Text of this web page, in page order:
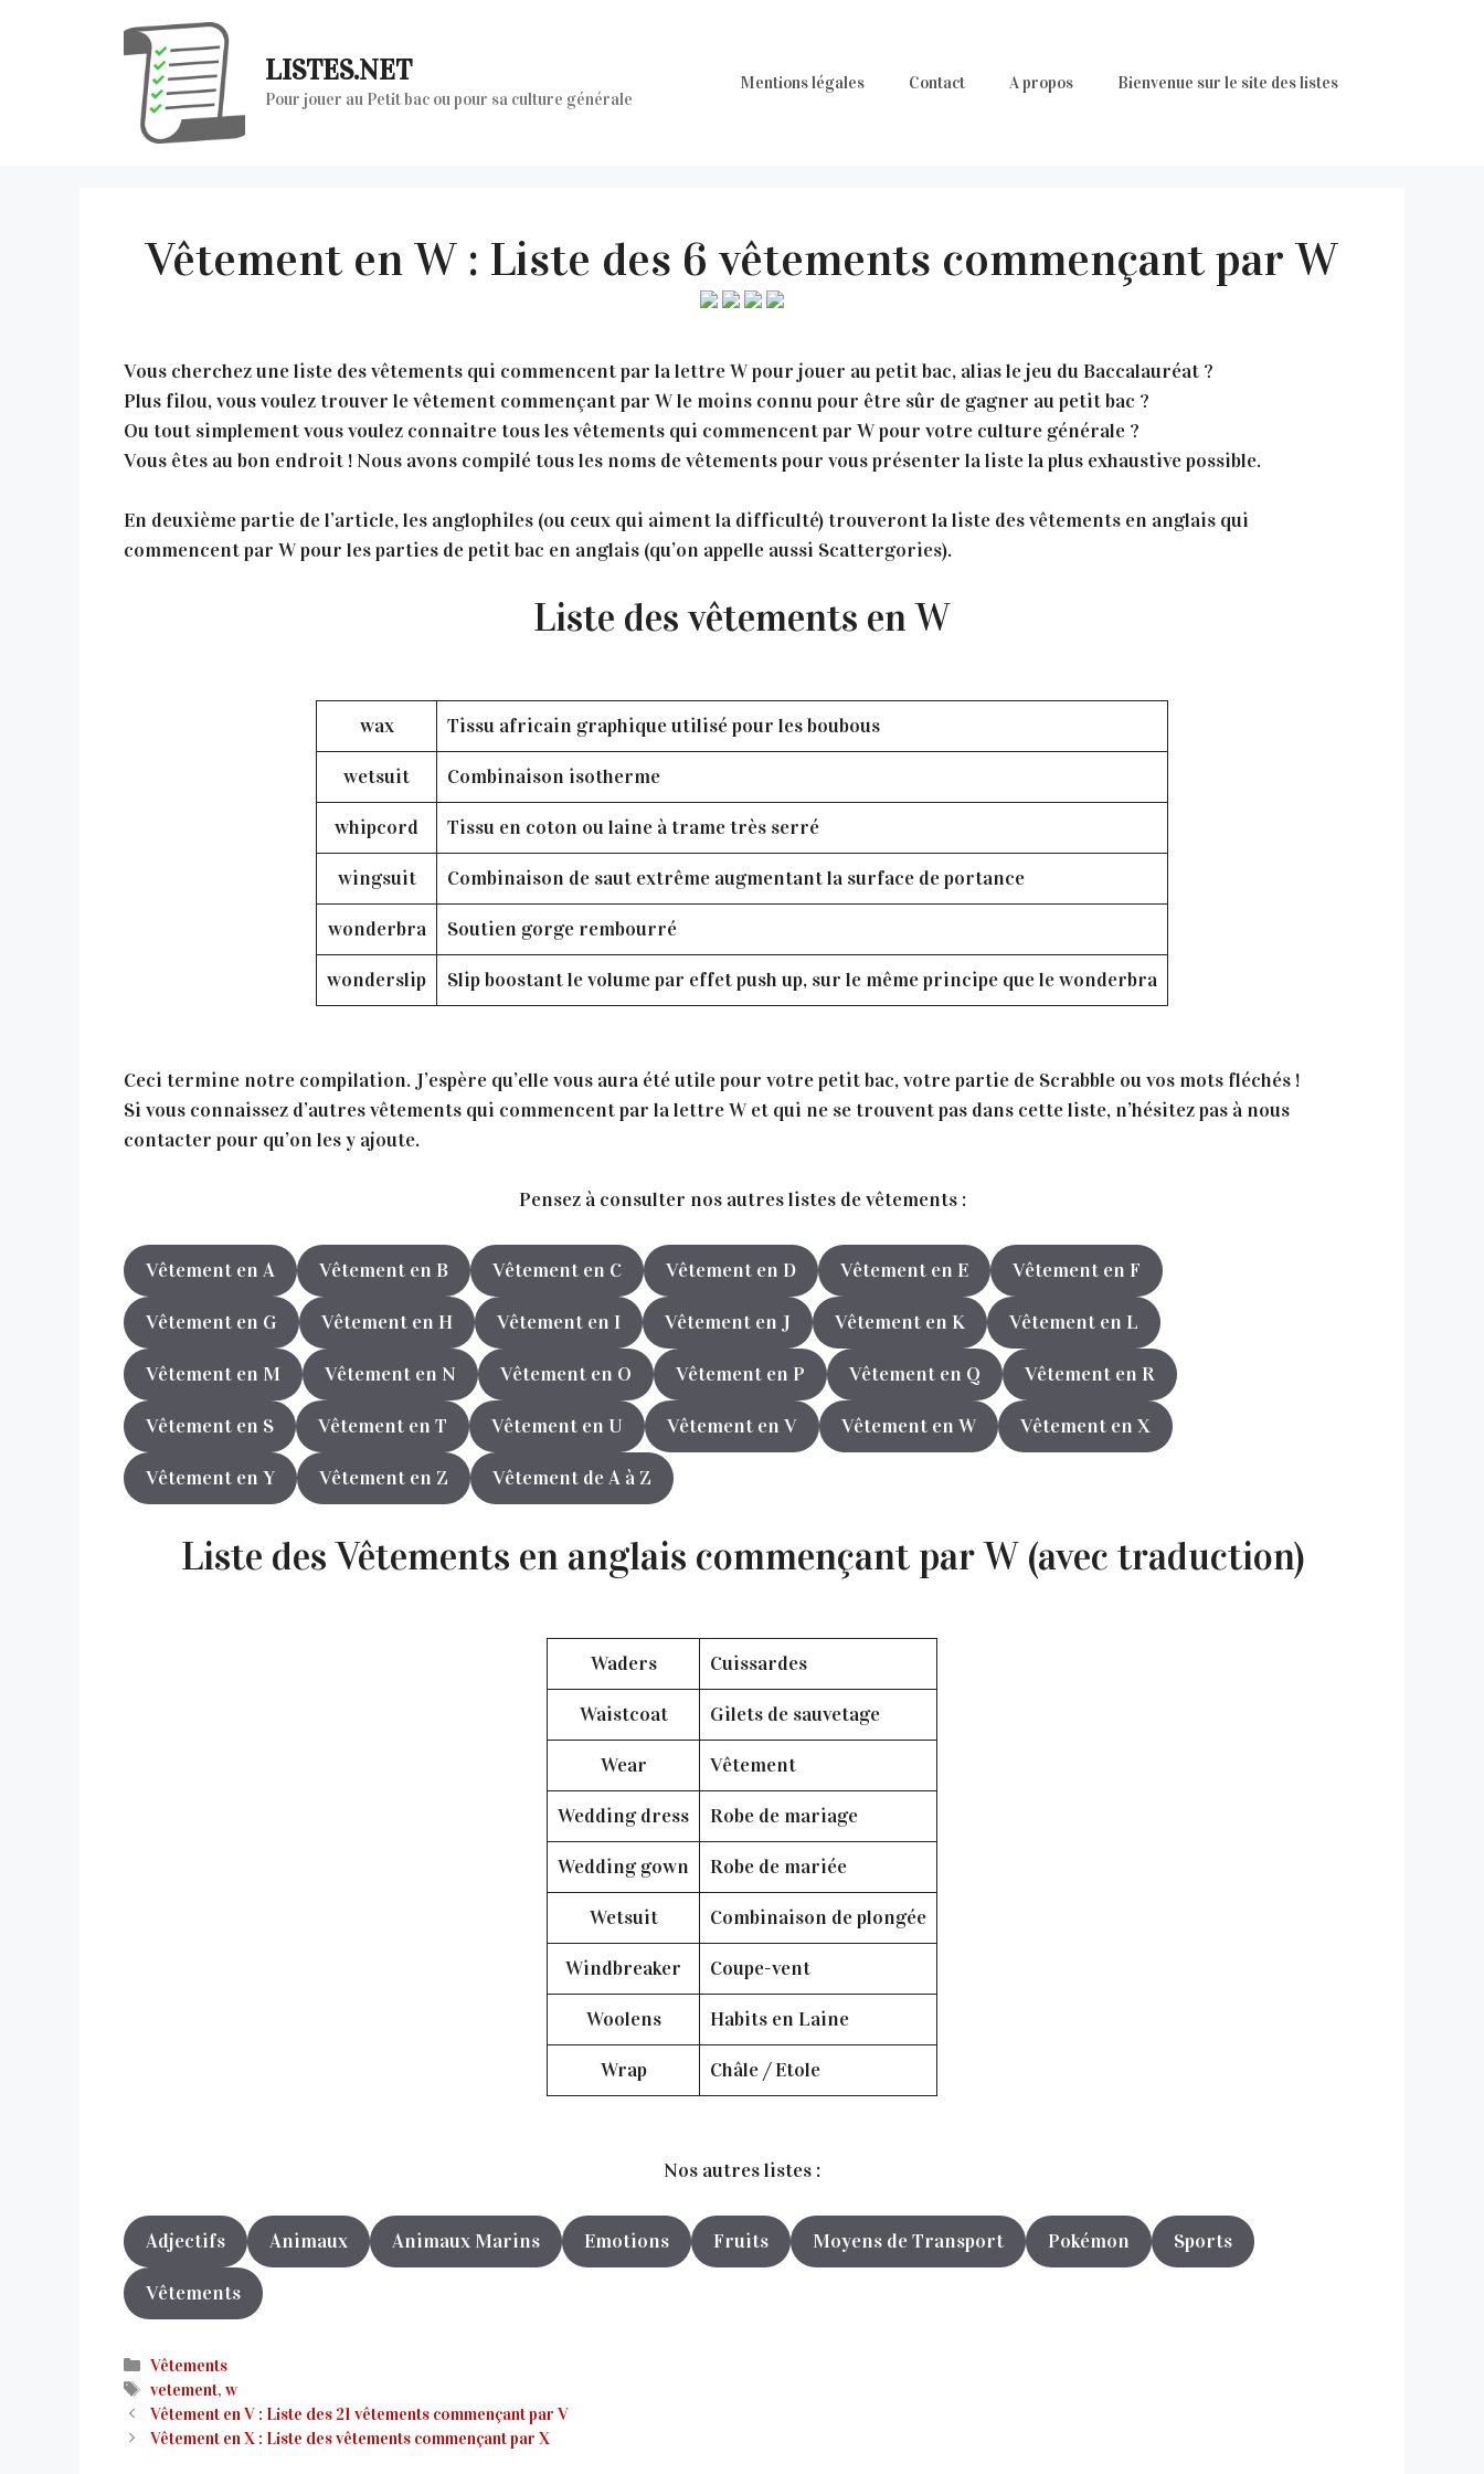
LISTES.NET
Pour jouer au Petit bac ou pour sa culture générale
Mentions légales Contact A propos Bienvenue sur le site des listes
Vêtement en W : Liste des 6 vêtements commençant par W
Vous cherchez une liste des vêtements qui commencent par la lettre W pour jouer au petit bac, alias le jeu du Baccalauréat ?
Plus filou, vous voulez trouver le vêtement commençant par W le moins connu pour être sûr de gagner au petit bac ?
Ou tout simplement vous voulez connaitre tous les vêtements qui commencent par W pour votre culture générale ?
Vous êtes au bon endroit ! Nous avons compilé tous les noms de vêtements pour vous présenter la liste la plus exhaustive possible.
En deuxième partie de l’article, les anglophiles (ou ceux qui aiment la difficulté) trouveront la liste des vêtements en anglais qui
commencent par W pour les parties de petit bac en anglais (qu’on appelle aussi Scattergories).
Liste des vêtements en W
wax Tissu africain graphique utilisé pour les boubous
wetsuit Combinaison isotherme
whipcord Tissu en coton ou laine à trame très serré
wingsuit Combinaison de saut extrême augmentant la surface de portance
wonderbra Soutien gorge rembourré
wonderslip Slip boostant le volume par effet push up, sur le même principe que le wonderbra
Ceci termine notre compilation. J’espère qu’elle vous aura été utile pour votre petit bac, votre partie de Scrabble ou vos mots fléchés !
Si vous connaissez d’autres vêtements qui commencent par la lettre W et qui ne se trouvent pas dans cette liste, n’hésitez pas à nous
contacter pour qu’on les y ajoute.
Pensez à consulter nos autres listes de vêtements :
Vêtement en A Vêtement en B Vêtement en C Vêtement en D Vêtement en E Vêtement en F
Vêtement en G Vêtement en H Vêtement en I Vêtement en J Vêtement en K Vêtement en L
Vêtement en M Vêtement en N Vêtement en O Vêtement en P Vêtement en Q Vêtement en R
Vêtement en S Vêtement en T Vêtement en U Vêtement en V Vêtement en W Vêtement en X
Vêtement en Y Vêtement en Z Vêtement de A à Z
Liste des Vêtements en anglais commençant par W (avec traduction)
Waders Cuissardes
Waistcoat Gilets de sauvetage
Wear Vêtement
Wedding dress Robe de mariage
Wedding gown Robe de mariée
Wetsuit Combinaison de plongée
Windbreaker Coupe-vent
Woolens Habits en Laine
Wrap Châle / Etole
Nos autres listes :
Adjectifs Animaux Animaux Marins Emotions Fruits Moyens de Transport Pokémon Sports
Vêtements
Catégories
Vêtements
Étiquettes
vetement,w
Vêtement en V : Liste des 21 vêtements commençant par V
Vêtement en X : Liste des vêtements commençant par X